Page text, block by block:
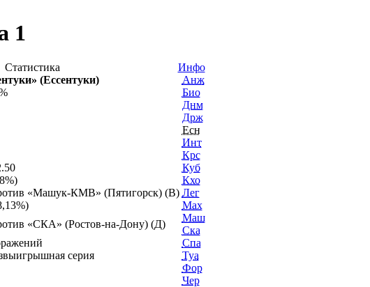
1
Инфо
(Ессентуки)
«Машук-КМВ» (Пятигорск) (В)
«СКА» (Ростов-на-Дону) (Д)
серия
Анж
Био
Днм
Држ
Есн
Инт
Крс
Куб
Кхо
Лег
Мах
Маш
Ска
Спа
Туа
Фор
Чер